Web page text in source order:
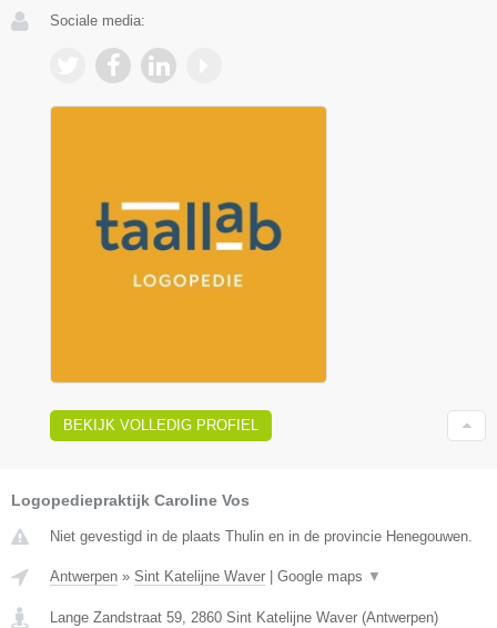
Sociale media:
BEKIJK VOLLEDIG PROFIEL
Logopediepraktijk Caroline Vos
Niet gevestigd in de plaats Thulin en in de provincie Henegouwen.
Antwerpen » Sint Katelijne Waver Google maps ▼
Lange Zandstraat 59, 2860 Sint Katelijne Waver (Antwerpen)